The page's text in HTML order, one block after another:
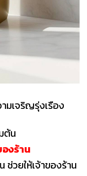
เจริญรุ่งเรือง
ต้น
องร้าน
ช่วยให้เจ้าของร้าน